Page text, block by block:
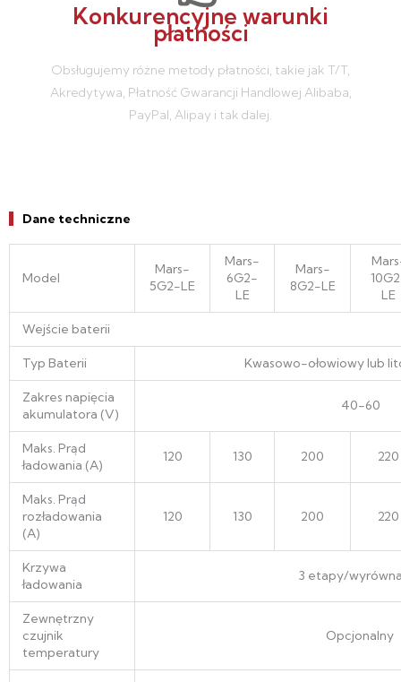
Konkurencyjne warunki
płatności
Obsługujemy różne metody płatności, takie jak T/T,
Akredytywa, Płatność Gwarancji Handlowej Alibaba,
PayPal, Alipay i tak dalej.
Dane techniczne
Model
Mars-
5G2-LE
Mars-
6G2-
LE
Mars-
8G2-LE
LE
Wejście baterii
Typ Baterii Kwasowo-ołowiowy lub
Zakres napięcia
akumulatora (V)
40-60
Maks. Prąd
ładowania (A)
120 130 200 220
Maks. Prąd
rozładowania
(A)
120 130 200 220
Krzywa
ładowania
3 etapy/
Zewnętrzny
czujnik
temperatury
Opcjonalny